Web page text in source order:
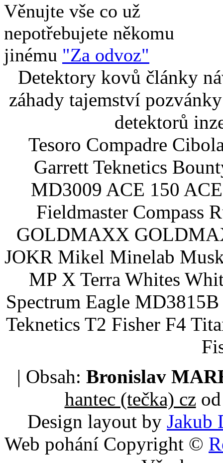
Věnujte vše co už
nepotřebujete někomu
jinému "Za odvoz"
Detektory kovů články
záhady tajemství
detektorů
Tesoro Compadre
Garrett Teknetics
MD3009 ACE 150
Fieldmaster Compass
GOLDMAXX
JOKR Mikel Minelab
MP X Terra Whites
Spectrum Eagle
Teknetics T2 Fisher F4
| Obsah: Bronislav
hantec (tečka) czod
Design layout by Jakub
Web pohání Copyright ©